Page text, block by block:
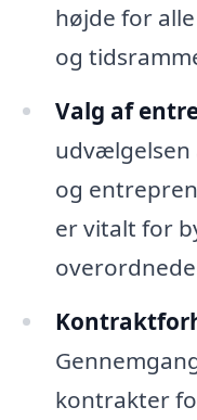
højde for
og
Valg af
og
er vitalt for
kontrakter